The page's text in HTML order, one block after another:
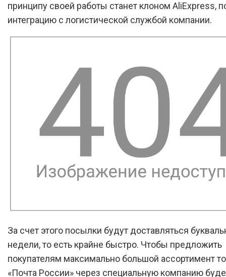
принципу своей работы станет клоном AliExpress,
интеграцию с логистической службой компании.
За счет этого посылки будут доставляться
недели, то есть крайне быстро. Чтобы предложить
покупателям максимально большой ассортимент
«Почта России» через специальную компанию